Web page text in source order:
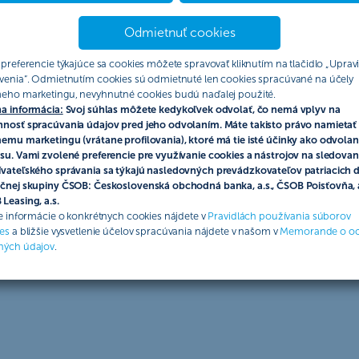
Odmietnuť cookies
preferencie týkajúce sa cookies môžete spravovať kliknutím na tlačidlo
Odmietnutím cookies sú odmietnuté len cookies spracúvané na účely
marketingu, nevyhnutné cookies budú naďalej použité.
informácia: Svoj súhlas môžete kedykoľvek odvolať, čo nemá vplyv na
spracúvania údajov pred jeho odvolaním. Máte takisto právo namietať
marketingu (vrátane profilovania), ktoré má tie isté účinky ako
Vami zvolené preferencie pre využívanie cookies a nástrojov na
správania sa týkajú nasledovných prevádzkovateľov patriacich
skupiny ČSOB: Československá obchodná banka, a.s., ČSOB Poisťovňa,
Leasing, a.s.
informácie o konkrétnych cookies nájdete v Pravidlách používania súborov
a bližšie vysvetlenie účelov spracúvania nájdete v našom v Memorande o
údajov
1, 81102, IČO: 31 325 416, zapísaná v OR MS BA III,
popisujú práva a povinnosti jej účastníkov a pravidlá
s uzavretými poistnými zmluvami Domos
certifikát (ďalej len „EC“) poistenej budovy
je uhradené, neplynie výpovedná lehota PZ, PZ nie je
osobných údajov pre účel spotrebiteľských súťaží od